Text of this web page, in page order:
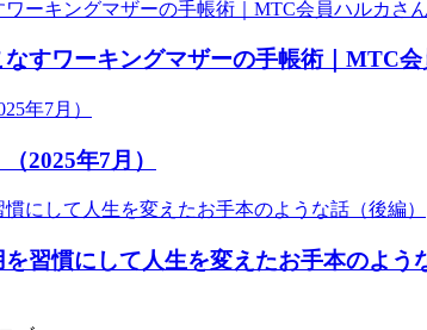
すワーキングマザーの手帳術｜MTC会
2025年7月）
習慣にして人生を変えたお手本のよう